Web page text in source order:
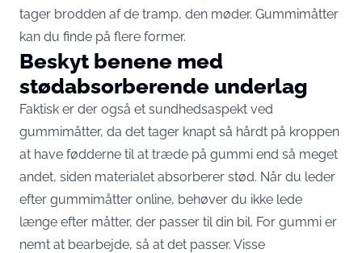
tager brodden af de tramp, den møder. Gummimåtter
kan du finde på flere former.
Beskyt benene med
stødabsorberende underlag
Faktisk er der også et sundhedsaspekt ved
gummimåtter, da det tager knapt så hårdt på kroppen
at have fødderne til at træde på gummi end så meget
andet, siden materialet absorberer stød. Når du leder
efter gummimåtter online, behøver du ikke lede
længe efter måtter, der passer til din bil. For gummi er
nemt at bearbejde, så at det passer. Visse